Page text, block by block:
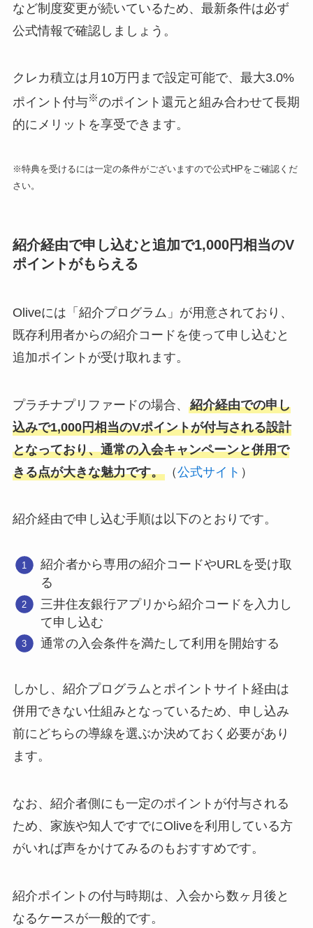
など制度変更が続いているため、最新条件は必ず
公式情報で確認しましょう。
クレカ積立は月10万円まで設定可能で、最大3.0%
ポイント付与※のポイント還元と組み合わせて長期
的にメリットを享受できます。
※特典を受けるには一定の条件がございますので公式HPをご確認くだ
さい。
紹介経由で申し込むと追加で1,000円相当のV
ポイントがもらえる
Oliveには「紹介プログラム」が用意されており、
既存利用者からの紹介コードを使って申し込むと
追加ポイントが受け取れます。
プラチナプリファードの場合、 紹介経由での申し
込みで1,000円相当のVポイントが付与される設計
となっており、通常の入会キャンペーンと併用で
きる点が大きな魅力です。（公式サイト ）
紹介経由で申し込む手順は以下のとおりです。
紹介者から専用の紹介コードやURLを受け取
る
三井住友銀行アプリから紹介コードを入力し
て申し込む
通常の入会条件を満たして利用を開始する
しかし、紹介プログラムとポイントサイト経由は
併用できない仕組みとなっているため、申し込み
前にどちらの導線を選ぶか決めておく必要があり
ます。
なお、紹介者側にも一定のポイントが付与される
ため、家族や知人ですでにOliveを利用している方
がいれば声をかけてみるのもおすすめです。
紹介ポイントの付与時期は、入会から数ヶ月後と
なるケースが一般的です。